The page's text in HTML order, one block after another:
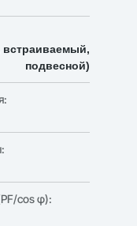
встраиваемый,
подвесной)
cos φ):